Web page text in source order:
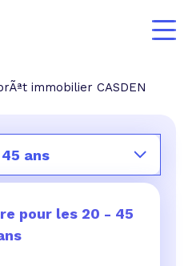
immobilier CASDEN
ans
pour les 20 - 45